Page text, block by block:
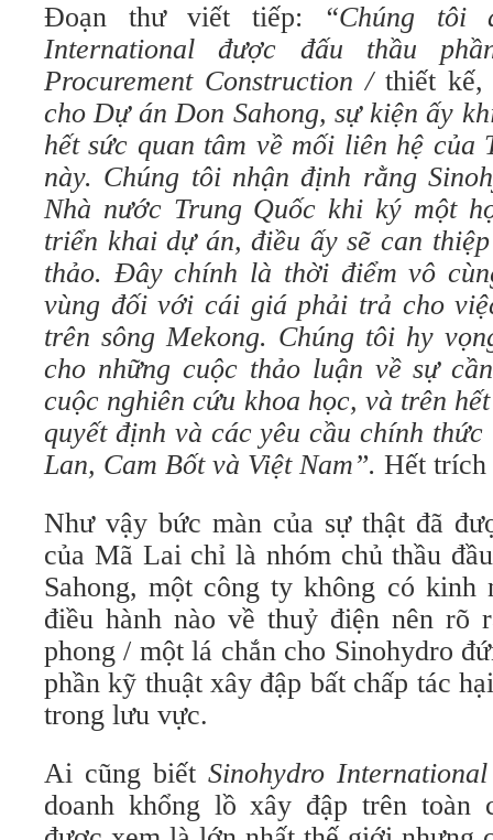
Đoạn thư viết tiếp:
“Chúng tôi
International được đấu thầu
Procurement Construction / thiết
cho Dự án Don Sahong, sự kiện ấy
hết sức quan tâm về mối liên hệ của
này. Chúng tôi nhận định rằng
Nhà nước Trung Quốc khi ký một
triển khai dự án, điều ấy sẽ can
thảo. Đây chính là thời điểm vô
vùng đối với cái giá phải trả cho
trên sông Mekong. Chúng tôi hy
cho những cuộc thảo luận về sự
cuộc nghiên cứu khoa học, và trên
quyết định và các yêu cầu chính
Lan, Cam Bốt và Việt Nam”. Hết trích
Như vậy bức màn của sự thật đã
của Mã Lai chỉ là nhóm chủ thầu
Sahong, một công ty không có kinh
điều hành nào về thuỷ điện nên rõ
phong / một lá chắn cho Sinohydro
phần kỹ thuật xây đập bất chấp tác
trong lưu vực.
Ai cũng biếtSinohydro
doanh khổng lồ xây đập trên toàn